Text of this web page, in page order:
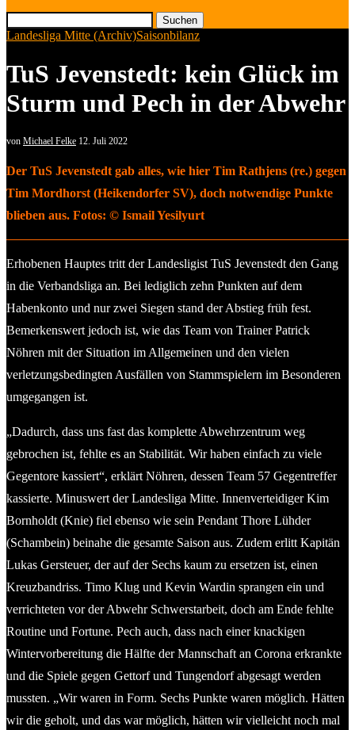
Suchen
Landesliga Mitte (Archiv)Saisonbilanz
TuS Jevenstedt: kein Glück im
Sturm und Pech in der Abwehr
von Michael Felke 12. Juli 2022
Der TuS Jevenstedt gab alles, wie hier Tim Rathjens (re.) gegen
Tim Mordhorst (Heikendorfer SV), doch notwendige Punkte
blieben aus. Fotos: © Ismail Yesilyurt
Erhobenen Hauptes tritt der Landesligist TuS Jevenstedt den Gang
in die Verbandsliga an. Bei lediglich zehn Punkten auf dem
Habenkonto und nur zwei Siegen stand der Abstieg früh fest.
Bemerkenswert jedoch ist, wie das Team von Trainer Patrick
Nöhren mit der Situation im Allgemeinen und den vielen
verletzungsbedingten Ausfällen von Stammspielern im Besonderen
umgegangen ist.
„Dadurch, dass uns fast das komplette Abwehrzentrum weg
gebrochen ist, fehlte es an Stabilität. Wir haben einfach zu viele
Gegentore kassiert“, erklärt Nöhren, dessen Team 57 Gegentreffer
kassierte. Minuswert der Landesliga Mitte. Innenverteidiger Kim
Bornholdt (Knie) fiel ebenso wie sein Pendant Thore Lühder
(Schambein) beinahe die gesamte Saison aus. Zudem erlitt Kapitän
Lukas Gersteuer, der auf der Sechs kaum zu ersetzen ist, einen
Kreuzbandriss. Timo Klug und Kevin Wardin sprangen ein und
verrichteten vor der Abwehr Schwerstarbeit, doch am Ende fehlte
Routine und Fortune. Pech auch, dass nach einer knackigen
Wintervorbereitung die Hälfte der Mannschaft an Corona erkrankte
und die Spiele gegen Gettorf und Tungendorf abgesagt werden
mussten. „Wir waren in Form. Sechs Punkte waren möglich. Hätten
wir die geholt, und das war möglich, hätten wir vielleicht noch mal